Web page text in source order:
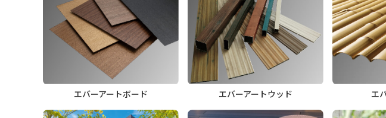
エバーアートボード エバーアートウッド エ